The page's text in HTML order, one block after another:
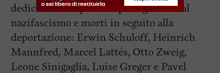
dedicato a compositori perseguitati dal
nazifascismo e morti in seguito alla
deportazione: Erwin Schuloff, Heinrich
Mannfred, Marcel Lattés, Otto Zweig,
Leone Sinigaglia, Luise Greger e Pavel